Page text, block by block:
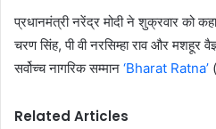
प्रधानमंत्री नरेंद्र मोदी ने शुक्रवार को
चरण सिंह, पी वी नरसिम्हा राव और मशहूर
सर्वोच्च नागरिक सम्मान ‘Bharat Ratna’
Related Articles